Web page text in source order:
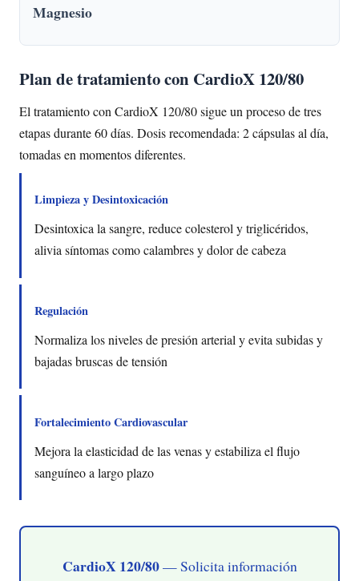
Magnesio
Plan de tratamiento con CardioX 120/80
El tratamiento con CardioX 120/80 sigue un proceso de tres
etapas durante 60 días. Dosis recomendada: 2 cápsulas al día,
tomadas en momentos diferentes.
Limpieza y Desintoxicación
Desintoxica la sangre, reduce colesterol y triglicéridos,
alivia síntomas como calambres y dolor de cabeza
Regulación
Normaliza los niveles de presión arterial y evita subidas y
bajadas bruscas de tensión
Fortalecimiento Cardiovascular
Mejora la elasticidad de las venas y estabiliza el flujo
sanguíneo a largo plazo
CardioX 120/80— Solicita información